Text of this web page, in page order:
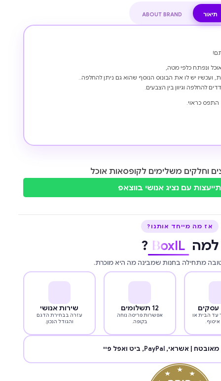
תיאור ABOUT BRAND
ונפתח כלפי מטה,
ועכשיו יש לו את הבונוס הנוסף שהוא גם ניתן להחלפה..
להחלפה וגיוון בין הצבעים.
כראוי.
וחלקים משלימים לקופסאות אוכל
עם נציג אנושי בווצאפ
אז מה מייחד אותנו?
למה BoxIL
?
מתחילה בחנות שמבינה מה היא מוכרת.
עד הבית או
12 תשלומים
אפשרות פריסה נוחה
בקופה.
שירות אנושי
עזרה בבחירת הדגם
והגודל הנכון.
| אשראי, PayPal, ביט ואפל פיי